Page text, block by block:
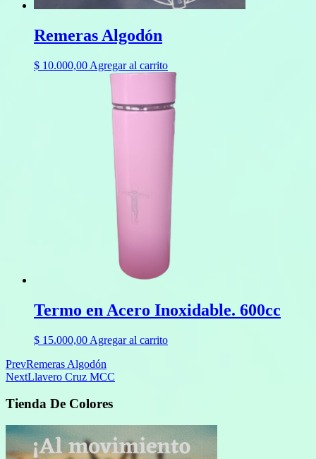
Remeras Algodón
$ 10.000,00 Agregar al carrito
Termo en Acero Inoxidable. 600cc
$ 15.000,00 Agregar al carrito
PrevRemeras Algodón
NextLlavero Cruz MCC
Tienda De Colores